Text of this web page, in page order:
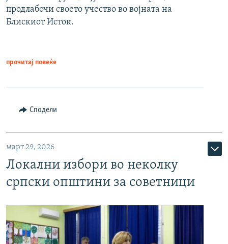
продлабочи своето учество во војната на
Блискиот Исток.
прочитај повеќе
Сподели
март 29, 2026
Локални избори во неколку
српски општини за советници